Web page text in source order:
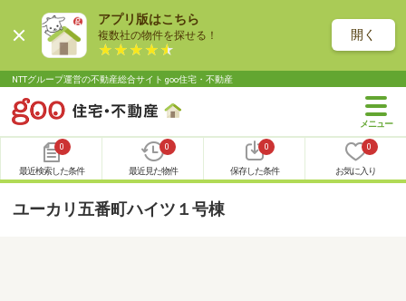
アプリ版はこちら
複数社の物件を探せる！ 開く
NTTグループ運営の不動産総合サイト goo住宅・不動産
0
最近検索した条件
0
最近見た物件
0
保存した条件
0
お気に入り
ユーカリ五番町ハイツ１号棟